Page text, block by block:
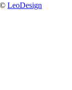
LeoDesign